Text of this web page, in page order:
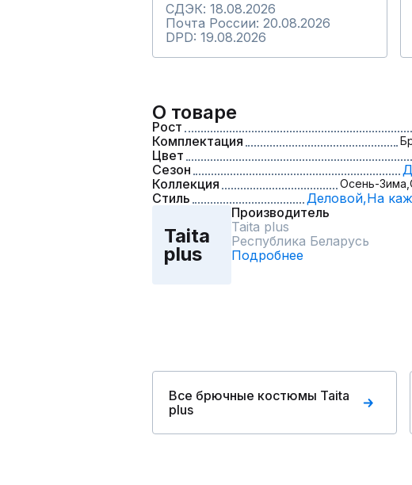
СДЭК: 18.08.2026
Почта России: 20.08.2026
DPD: 19.08.2026
О товаре
Рост
Комплектация
Цвет
Сезон
Коллекция
Осень-Зима,
Стиль Деловой,На
Taita
plus
Производитель
Taita plus
Республика Беларусь
Подробнее
Все брючные костюмы Taita
plus